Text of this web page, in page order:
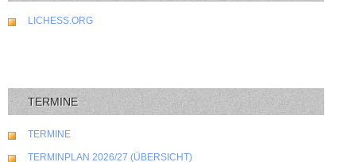
LICHESS.ORG
TERMINE
TERMINE
TERMINPLAN 2026/27 (ÜBERSICHT)